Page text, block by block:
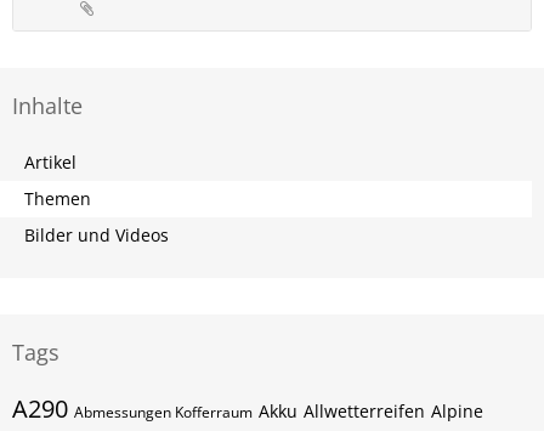
Inhalte
Artikel
Themen
Bilder und Videos
Tags
A290 Abmessungen Kofferraum Akku Allwetterreifen Alpine